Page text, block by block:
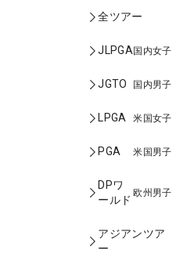
全ツアー
JLPGA国内女子
JGTO 国内男子
LPGA 米国女子
PGA 米国男子
DPワ
ールド
欧州男子
アジアンツア
ー